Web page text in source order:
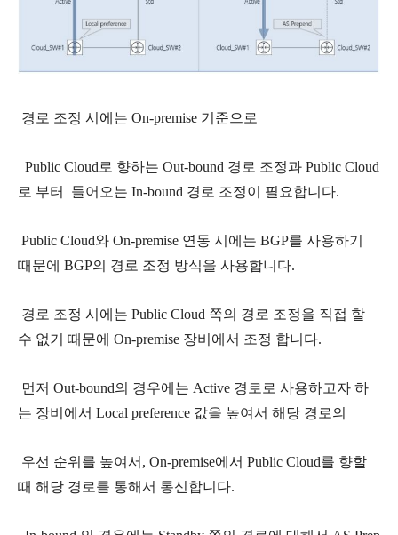
경로 조정 시에는 On-premise 기준으로
Public Cloud로 향하는 Out-bound 경로 조정과 Public Cloud
로 부터 들어오는 In-bound 경로 조정이 필요합니다.
Public Cloud와 On-premise 연동 시에는 BGP를 사용하기
때문에 BGP의 경로 조정 방식을 사용합니다.
경로 조정 시에는 Public Cloud 쪽의 경로 조정을 직접 할
수 없기 때문에 On-premise 장비에서 조정 합니다.
먼저 Out-bound의 경우에는 Active 경로로 사용하고자 하
는 장비에서 Local preference 값을 높여서 해당 경로의
우선 순위를 높여서, On-premise에서 Public Cloud를 향할
때 해당 경로를 통해서 통신합니다.